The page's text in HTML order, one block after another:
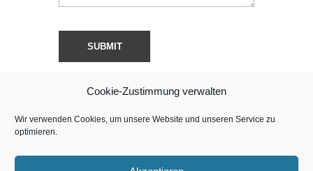
Cookie-Zustimmung verwalten
Wir verwenden Cookies, um unsere Website und unseren Service zu
optimieren.